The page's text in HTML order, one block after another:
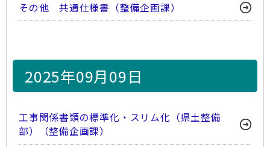
その他 共通仕様書（整備企画課）
2025年09月09日
工事関係書類の標準化・スリム化（県土整備
部）（整備企画課）